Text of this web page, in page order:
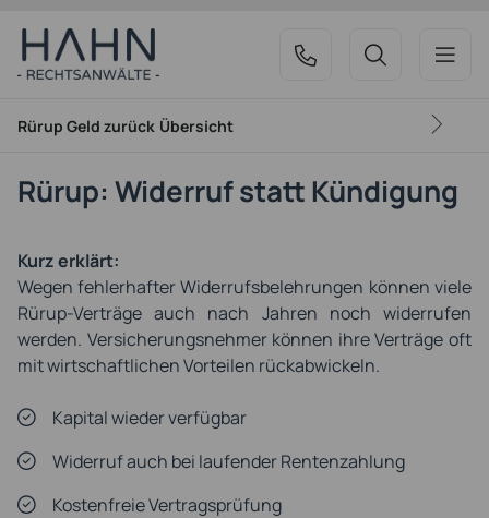
Rürup Geld zurück Übersicht
Rürup: Widerruf statt Kündigung
Kurz erklärt:
Wegen fehlerhafter Widerrufsbelehrungen können viele
Rürup-Verträge auch nach Jahren noch widerrufen
werden. Versicherungsnehmer können ihre Verträge oft
mit wirtschaftlichen Vorteilen rückabwickeln.
Kapital wieder verfügbar
Widerruf auch bei laufender Rentenzahlung
Kostenfreie Vertragsprüfung